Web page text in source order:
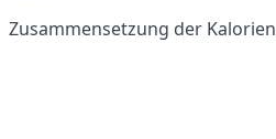
Zusammensetzung der Kalorien